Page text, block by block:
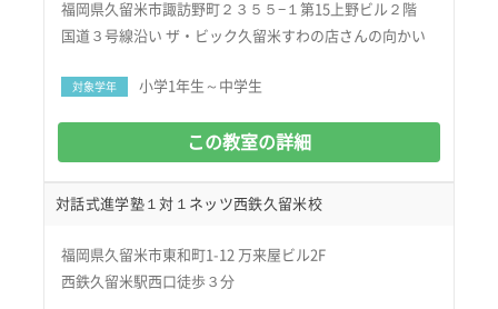
福岡県久留米市諏訪野町２３５５−１第15上野ビル２階
国道３号線沿い ザ・ビック久留米すわの店さんの向かい
対象学年 小学1年生～中学生
この教室の詳細
対話式進学塾１対１ネッツ西鉄久留米校
福岡県久留米市東和町1-12 万来屋ビル2F
西鉄久留米駅西口徒歩３分